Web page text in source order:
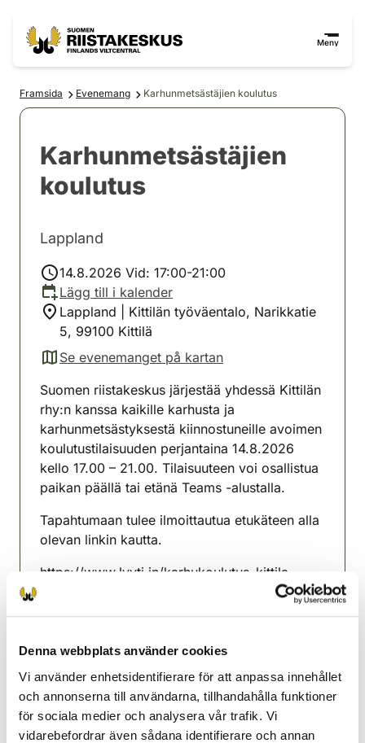
Denna webbplats använder cookies
Vi använder enhetsidentifierare för att anpassa innehållet
och annonserna till användarna, tillhandahålla funktioner
för sociala medier och analysera vår trafik. Vi
vidarebefordrar även sådana identifierare och annan
Meny
Framsida Evenemang Karhunmetsästäjien koulutus
Karhunmetsästäjien
koulutus
Lappland
14.8.2026 Vid: 17:00-21:00
Lägg till i kalender
Lappland | Kittilän työväentalo, Narikkatie
5, 99100 Kittilä
Se evenemanget på kartan
(avautuu uuteen välilehteen)
Suomen riistakeskus järjestää yhdessä Kittilän
rhy:n kanssa kaikille karhusta ja
karhunmetsästyksestä kiinnostuneille avoimen
koulutustilaisuuden perjantaina 14.8.2026
kello 17.00 – 21.00. Tilaisuuteen voi osallistua
paikan päällä tai etänä Teams -alustalla.
Tapahtumaan tulee ilmoittautua etukäteen alla
olevan linkin kautta.
https://www.lyyti.in/karhukoulutus_kittila
Tilaisuus alkaa klo 17.00 kahveilla, jota seuraa
ekologiaan, metsästykseen, karhusaaliin
käsittelyyn ja riistahygieniaan, karhusaaliin
raportointiin, karhuhavaintoihin, karhun
aiheuttamiin vahinkoihin ja karhun
metsästämiseen valtion mailla.